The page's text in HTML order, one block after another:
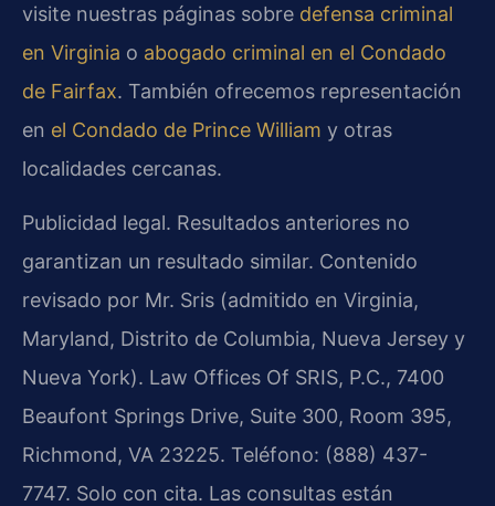
visite nuestras páginas sobre defensa criminal
en Virginia o abogado criminal en el Condado
de Fairfax. También ofrecemos representación
en el Condado de Prince William y otras
localidades cercanas.
Publicidad legal. Resultados anteriores no
garantizan un resultado similar. Contenido
revisado por Mr. Sris (admitido en Virginia,
Maryland, Distrito de Columbia, Nueva Jersey y
Nueva York). Law Offices Of SRIS, P.C., 7400
Beaufont Springs Drive, Suite 300, Room 395,
Richmond, VA 23225. Teléfono: (888) 437-
7747. Solo con cita. Las consultas están